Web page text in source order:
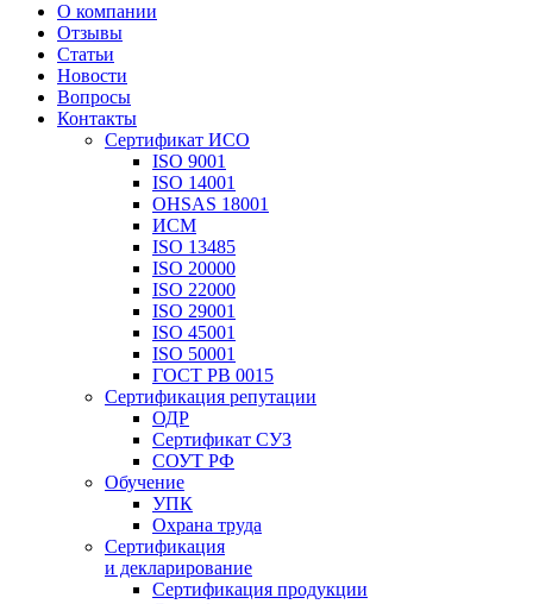
О компании
Отзывы
Статьи
Новости
Вопросы
Контакты
Сертификат ИСО
ISO 9001
ISO 14001
OHSAS 18001
ИСМ
ISO 13485
ISO 20000
ISO 22000
ISO 29001
ISO 45001
ISO 50001
ГОСТ РВ 0015
Сертификация репутации
ОДР
Сертификат СУЗ
СОУТ РФ
Обучение
УПК
Охрана труда
Сертификация
и декларирование
Сертификация продукции